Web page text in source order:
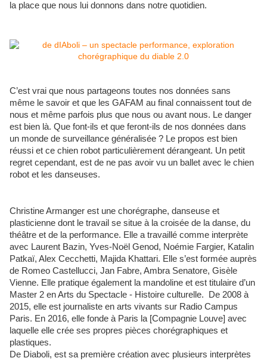
la place que nous lui donnons dans notre quotidien.
C’est vrai que nous partageons toutes nos données sans
même le savoir et que les GAFAM au final connaissent tout de
nous et même parfois plus que nous ou avant nous. Le danger
est bien là. Que font-ils et que feront-ils de nos données dans
un monde de surveillance généralisée ? Le propos est bien
réussi et ce chien robot particulièrement dérangeant. Un petit
regret cependant, est de ne pas avoir vu un ballet avec le chien
robot et les danseuses.
Christine Armanger est une chorégraphe, danseuse et
plasticienne dont le travail se situe à la croisée de la danse, du
théâtre et de la performance. Elle a travaillé comme interprète
avec Laurent Bazin, Yves-Noël Genod, Noémie Fargier, Katalin
Patkaï, Alex Cecchetti, Majida Khattari. Elle s’est formée auprès
de Romeo Castellucci, Jan Fabre, Ambra Senatore, Gisèle
Vienne. Elle pratique également la mandoline et est titulaire d’un
Master 2 en Arts du Spectacle - Histoire culturelle. De 2008 à
2015, elle est journaliste en arts vivants sur Radio Campus
Paris. En 2016, elle fonde à Paris la [Compagnie Louve] avec
laquelle elle crée ses propres pièces chorégraphiques et
plastiques.
De Diaboli, est sa première création avec plusieurs interprètes